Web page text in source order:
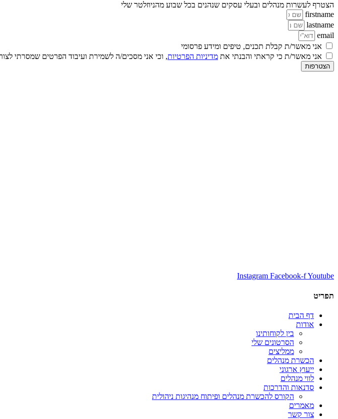
הצטרף לעשרות מנהלים ובעלי עסקים שנהנים בכל שבוע מהניוזלטר שלי
firstname
lastname
email
אני מאשר/ת קבלת תכנים, טיפים ומידע פרסומי
אני מאשר/ת כי קראתי והבנתי את מדיניות הפרטיות, וכי אני מסכים/ה לשמירת ועיבוד הפרטים שמסרתי
הצטרפות
Instagram Facebook-fYoutube
תפריט
דף הבית
אודות
בין לקוחותינו
הסרטונים שלי
ממליצים
הכשרת מנהלים
ייעוץ ארגוני
לווי מנהלים
סדנאות והדרכות
הקורס להכשרת מנהלים ופיתוח מנהיגות ניהולית
מאמרים
צור קשר